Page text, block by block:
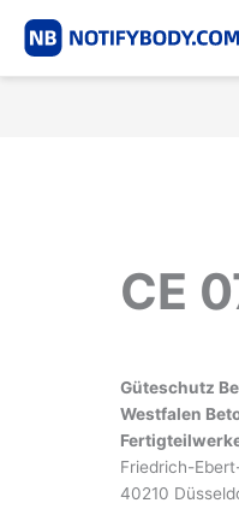
CE
Güteschutz
Westfalen
Friedrich-
40210